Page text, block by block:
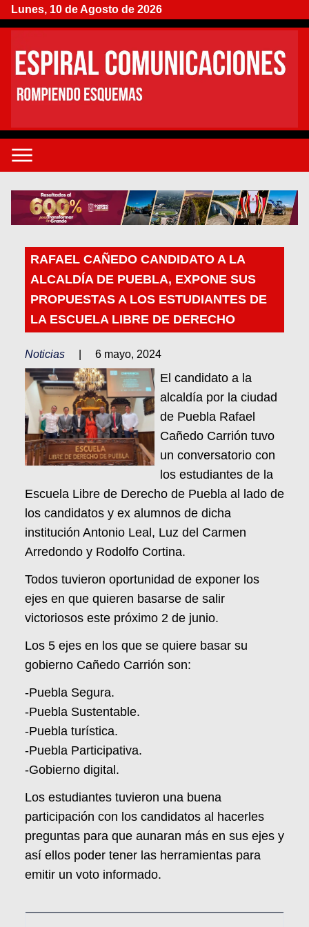
Lunes, 10 de Agosto de 2026
RAFAEL CAÑEDO CANDIDATO A LA
ALCALDÍA DE PUEBLA, EXPONE SUS
PROPUESTAS A LOS ESTUDIANTES DE
LA ESCUELA LIBRE DE DERECHO
Noticias 6 mayo, 2024
El candidato a la
alcaldía por la ciudad
de Puebla Rafael
Cañedo Carrión tuvo
un conversatorio con
los estudiantes de la
Escuela Libre de Derecho de Puebla al lado de
los candidatos y ex alumnos de dicha
institución Antonio Leal, Luz del Carmen
Arredondo y Rodolfo Cortina.
Todos tuvieron oportunidad de exponer los
ejes en que quieren basarse de salir
victoriosos este próximo 2 de junio.
Los 5 ejes en los que se quiere basar su
gobierno Cañedo Carrión son:
-Puebla Segura.
-Puebla Sustentable.
-Puebla turística.
-Puebla Participativa.
-Gobierno digital.
Los estudiantes tuvieron una buena
participación con los candidatos al hacerles
preguntas para que aunaran más en sus ejes y
así ellos poder tener las herramientas para
emitir un voto informado.